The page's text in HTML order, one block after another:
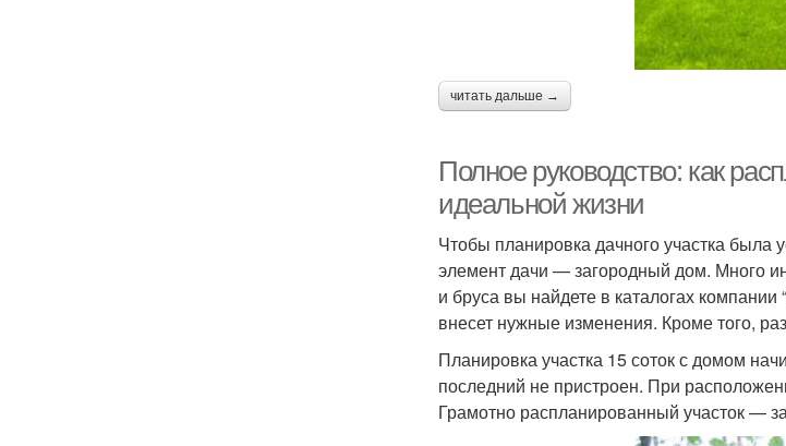
читать дальше →
Полное руководство: как
идеальной жизни
Чтобы планировка дачного участка
элемент дачи — загородный дом. Много
и бруса вы найдете в каталогах
внесет нужные изменения. Кроме того,
Планировка участка 15 соток с домом
последний не пристроен. При
Грамотно распланированный участок —